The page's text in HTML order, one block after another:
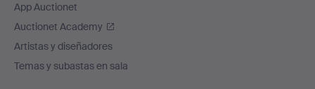
App Auctionet
Auctionet Academy
Artistas y diseñadores
Temas y subastas en sala